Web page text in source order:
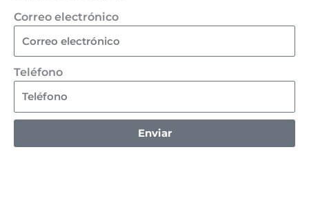
Correo electrónico
Teléfono
Enviar